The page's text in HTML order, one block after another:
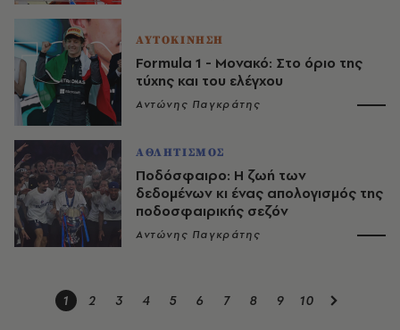
ΑΥΤΟΚΙΝΗΣΗ
Formula 1 - Μονακό: Στο όριο της
τύχης και του ελέγχου
Αντώνης Παγκράτης
ΑΘΛΗΤΙΣΜΟΣ
Ποδόσφαιρο: Η ζωή των
δεδομένων κι ένας απολογισμός της
ποδοσφαιρικής σεζόν
Αντώνης Παγκράτης
1 2 3 4 5 6 7 8 9 10